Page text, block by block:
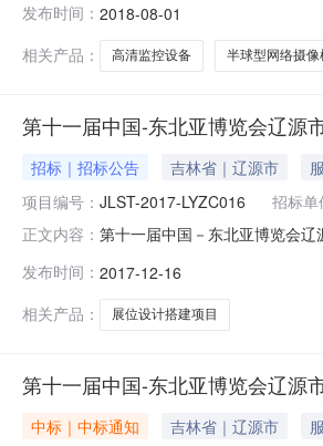
西安区人民大街5868号门市房9
摄像
发布时间： 2018-08-01
相关产品：
高清监控设备 半球型网络摄像
第十一届中国-东北亚博览会辽源
招标｜招标公告 吉林省｜辽源市
项目编号： JLST-2017-LYZC016 招标单
正文内容： 第十一届中国－东北亚博览会
发布时间： 2017-12-16
相关产品：
展位设计搭建项目
第十一届中国-东北亚博览会辽源
中标｜中标通知 吉林省｜辽源市